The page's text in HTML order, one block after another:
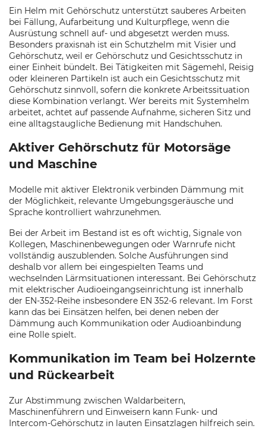
Ein Helm mit Gehörschutz unterstützt sauberes Arbeiten
bei Fällung, Aufarbeitung und Kulturpflege, wenn die
Ausrüstung schnell auf- und abgesetzt werden muss.
Besonders praxisnah ist ein Schutzhelm mit Visier und
Gehörschutz, weil er Gehörschutz und Gesichtsschutz in
einer Einheit bündelt. Bei Tätigkeiten mit Sägemehl, Reisig
oder kleineren Partikeln ist auch ein Gesichtsschutz mit
Gehörschutz sinnvoll, sofern die konkrete Arbeitssituation
diese Kombination verlangt. Wer bereits mit Systemhelm
arbeitet, achtet auf passende Aufnahme, sicheren Sitz und
eine alltagstaugliche Bedienung mit Handschuhen.
Aktiver Gehörschutz für Motorsäge
und Maschine
Modelle mit aktiver Elektronik verbinden Dämmung mit
der Möglichkeit, relevante Umgebungsgeräusche und
Sprache kontrolliert wahrzunehmen.
Bei der Arbeit im Bestand ist es oft wichtig, Signale von
Kollegen, Maschinenbewegungen oder Warnrufe nicht
vollständig auszublenden. Solche Ausführungen sind
deshalb vor allem bei eingespielten Teams und
wechselnden Lärmsituationen interessant. Bei Gehörschutz
mit elektrischer Audioeingangseinrichtung ist innerhalb
der EN-352-Reihe insbesondere EN 352-6 relevant. Im Forst
kann das bei Einsätzen helfen, bei denen neben der
Dämmung auch Kommunikation oder Audioanbindung
eine Rolle spielt.
Kommunikation im Team bei Holzernte
und Rückearbeit
Zur Abstimmung zwischen Waldarbeitern,
Maschinenführern und Einweisern kann Funk- und
Intercom-Gehörschutz in lauten Einsatzlagen hilfreich sein.